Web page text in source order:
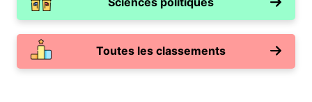
Toutes les classements